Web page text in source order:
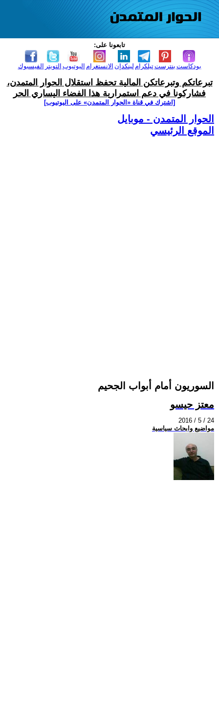
تابعونا على:
الفيسبوك التويتر اليوتيوب الانستغرام لينكدإن تيلكرامبنترست بودكاست
تبرعاتكم وتبرعاتكن المالية تحفظ استقلال الحوار المتمدن،
فشاركونا في دعم استمرارية هذا الفضاء اليساري الحر
[اشترك في قناة ‫«الحوار المتمدن» على اليوتيوب]
الحوار المتمدن - موبايل
الموقع الرئيسي
السوريون أمام أبواب الجحيم
معتز حيسو
2016 / 5 / 24
مواضيع وابحاث سياسية